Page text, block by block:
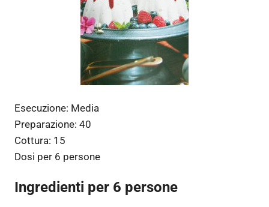
Esecuzione: Media
Preparazione: 40
Cottura: 15
Dosi per 6 persone
Ingredienti per 6 persone